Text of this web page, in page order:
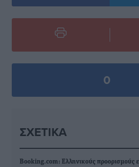
0
ΣΧΕΤΙΚΆ
Booking.com: Ελληνικούς προορισμούς